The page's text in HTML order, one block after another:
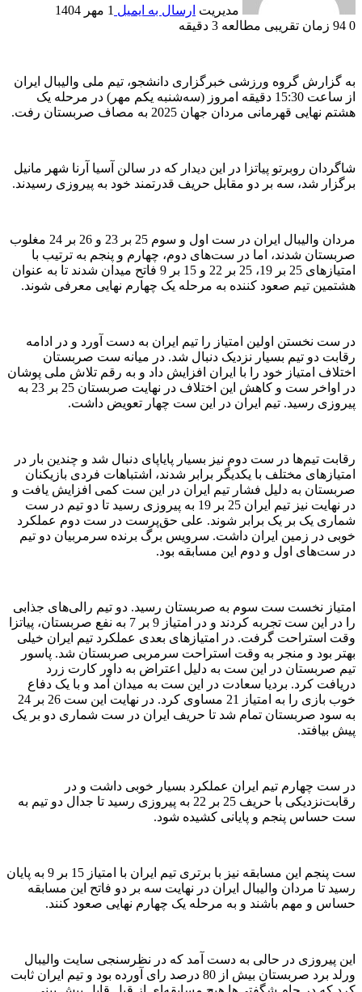
مدیریت ارسال به ایمیل 1 مهر 1404
0
زمان تقریبی مطالعه 3 دقیقه
به گزارش گروه ورزشی خبرگزاری دانشجو، تیم ملی والیبال ایران
از ساعت 15:30 دقیقه امروز (سه‌شنبه یکم مهر) در مرحله یک
هشتم نهایی قهرمانی مردان جهان 2025 به مصاف صربستان رفت.
شاگردان روبرتو پیاتزا در این دیدار که در سالن آسیا آرنا شهر مانیل
برگزار شد، سه بر دو مقابل حریف قدرتمند خود به پیروزی رسیدند.
مردان والیبال ایران در ست اول و سوم 25 بر 23 و 26 بر 24 مغلوب
صربستان شدند، اما در ست‌های دوم، چهارم و پنجم به ترتیب با
امتیازهای 25 بر 19، 25 بر 22 و 15 بر 9 فاتح میدان شدند تا به عنوان
هشتمین تیم صعود کننده به مرحله یک چهارم نهایی معرفی شوند.
در ست نخستن اولین امتیاز را تیم ایران به دست آورد و در ادامه
رقابت دو تیم بسیار نزدیک دنبال شد. در میانه ست صربستان
اختلاف امتیاز خود را با ایران افزایش داد و به رقم تلاش ملی پوشان
در اواخر ست و کاهش این اختلاف در نهایت صربستان 25 بر 23 به
پیروزی رسید. تیم ایران در این ست چهار تعویض داشت.
رقابت تیم‌ها در ست دوم نیز بسیار پایاپای دنبال شد و چندین بار در
امتیازهای مختلف با یکدیگر برابر شدند، اشتباهات فردی بازیکنان
صربستان به دلیل فشار تیم ایران در این ست کمی افزایش یافت و
در نهایت نیز تیم ایران 25 بر 19 به پیروزی رسید تا دو تیم در ست
شماری یک بر یک برابر شوند. علی حق‌پرست در ست دوم عملکرد
خوبی در زمین ایران داشت. سرویس برگ برنده سرمربیان دو تیم
در ست‌های اول و دوم این مسابقه بود.
امتیاز نخست ست سوم به صربستان رسید. دو تیم رالی‌های جذابی
را در این ست تجربه کردند و در امتیاز 9 بر 7 به نفع صربستان، پیاتزا
وقت استراحت گرفت. در امتیازهای بعدی عملکرد تیم ایران خیلی
بهتر بود و منجر به وقت استراحت سرمربی صربستان شد. پاسور
تیم صربستان در این ست به دلیل اعتراض به داور کارت زرد
دریافت کرد. بردیا سعادت در این ست به میدان آمد و با یک دفاع
خوب بازی را به امتیاز 21 مساوی کرد. در نهایت این ست 26 بر 24
به سود صربستان تمام شد تا حریف ایران در ست شماری دو بر یک
پیش بیافتد.
در ست‌ چهارم تیم ایران عملکرد بسیار خوبی داشت و در
رقابت‌نزدیکی با حریف 25 بر 22 به پیروزی رسید تا جدال دو تیم به
ست حساس پنجم و پایانی کشیده شود.
ست پنجم این مسابقه نیز با برتری تیم ایران با امتیاز 15 بر 9 به پایان
رسید تا مردان والیبال ایران در نهایت سه بر دو فاتح این مسابقه
حساس و مهم باشند و به مرحله یک چهارم نهایی صعود کنند.
این پیروزی در حالی به دست آمد که در نظرسنجی سایت والیبال
ورلد برد صربستان بیش از 80 درصد رای آورده بود و تیم ایران ثابت